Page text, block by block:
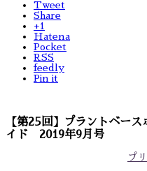
Tweet
Share
+1
Hatena
Pocket
RSS
feedly
Pin it
【第25回】プラントベー
イド 2019年9月号
プ